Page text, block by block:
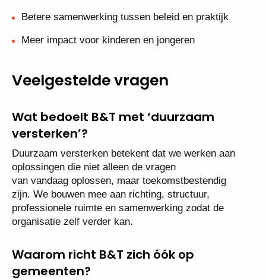
Betere samenwerking tussen beleid en praktijk
Meer impact voor kinderen en jongeren
Veelgestelde vragen
Wat bedoelt B&T met ‘duurzaam
versterken’?
Duurzaam versterken betekent dat we werken aan
oplossingen die niet alleen de vragen
van vandaag oplossen, maar toekomstbestendig
zijn. We bouwen mee aan richting, structuur,
professionele ruimte en samenwerking zodat de
organisatie zelf verder kan.
Waarom richt B&T zich óók op
gemeenten?